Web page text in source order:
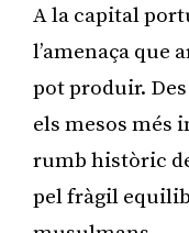
A la capital
l’amenaça que
pot produir.
els mesos més
rumb històric
pel fràgil